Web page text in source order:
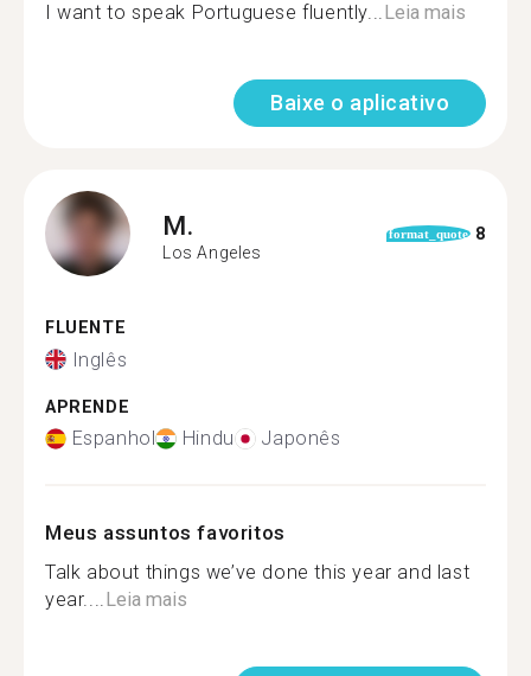
I want to speak Portuguese fluently...Leia mais
Baixe o aplicativo
M.
Los Angeles
format_quote 8
FLUENTE
Inglês
APRENDE
Espanhol Hindu Japonês
Meus assuntos favoritos
Talk about things we’ve done this year and last
year....Leia mais